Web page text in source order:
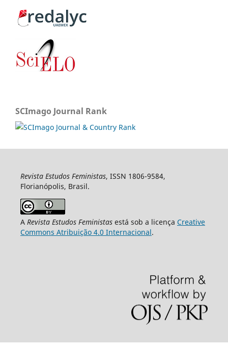
SCImago Journal Rank
Revista Estudos Feministas, ISSN 1806-9584,
Florianópolis, Brasil.
A Revista Estudos Feministasestá sob a licença Creative
Commons Atribuição 4.0 Internacional.